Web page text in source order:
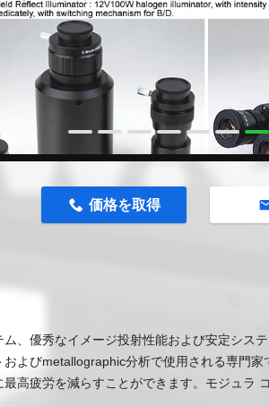
価格を取得
、優秀なイメージ投射性能および安定シス
よびmetallographic分析で使用される専門
最高疲労を減らすことができます。モジュラ